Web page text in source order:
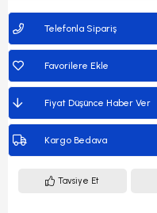
Telefonla Sipariş
Favorilere Ekle
Fiyat Düşünce Haber Ver
Kargo Bedava
Tavsiye Et